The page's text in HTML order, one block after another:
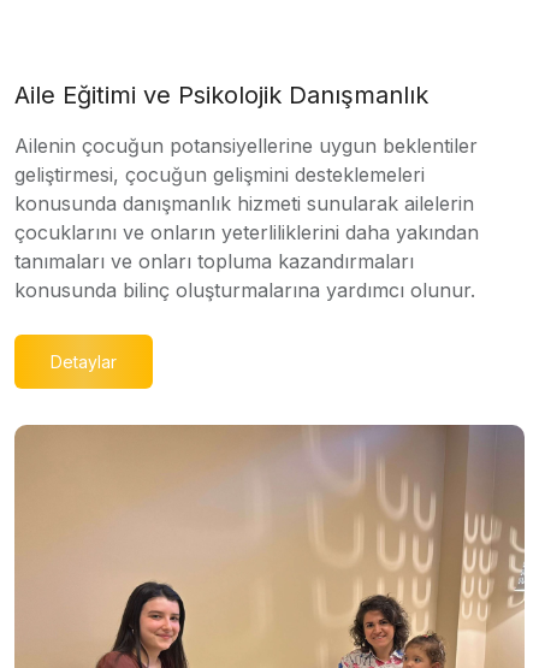
Aile Eğitimi ve Psikolojik Danışmanlık
Ailenin çocuğun potansiyellerine uygun beklentiler
geliştirmesi, çocuğun gelişmini desteklemeleri
konusunda danışmanlık hizmeti sunularak ailelerin
çocuklarını ve onların yeterliliklerini daha yakından
tanımaları ve onları topluma kazandırmaları
konusunda bilinç oluşturmalarına yardımcı olunur.
Detaylar